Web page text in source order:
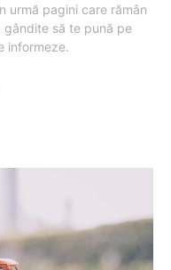
urmă pagini care rămân
gândite să te pună pe
informeze.